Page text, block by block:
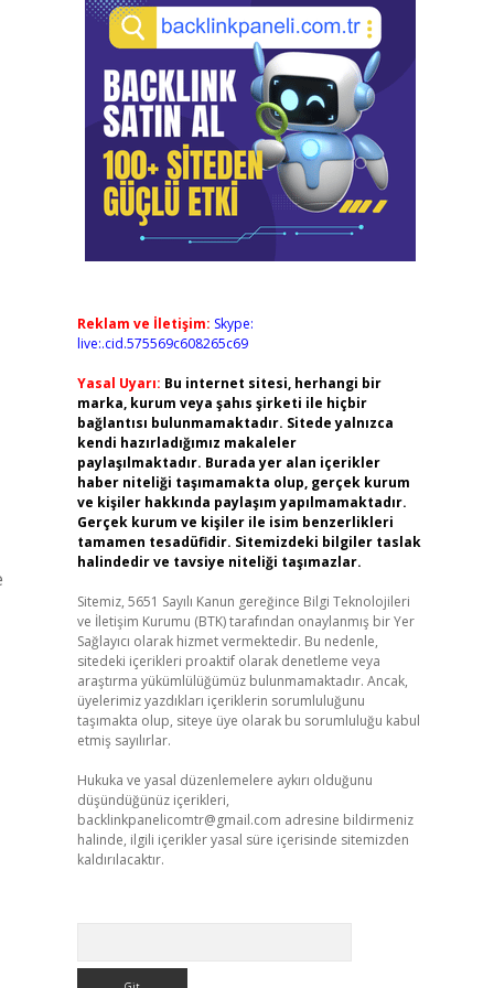
Reklam ve İletişim: Skype:
live:.cid.575569c608265c69
Yasal Uyarı: Bu internet sitesi, herhangi bir
marka, kurum veya şahıs şirketi ile hiçbir
bağlantısı bulunmamaktadır. Sitede yalnızca
kendi hazırladığımız makaleler
paylaşılmaktadır. Burada yer alan içerikler
haber niteliği taşımamakta olup, gerçek kurum
ve kişiler hakkında paylaşım yapılmamaktadır.
Gerçek kurum ve kişiler ile isim benzerlikleri
tamamen tesadüfidir. Sitemizdeki bilgiler taslak
halindedir ve tavsiye niteliği taşımazlar.
Sitemiz, 5651 Sayılı Kanun gereğince Bilgi Teknolojileri
ve İletişim Kurumu (BTK) tarafından onaylanmış bir Yer
Sağlayıcı olarak hizmet vermektedir. Bu nedenle,
sitedeki içerikleri proaktif olarak denetleme veya
araştırma yükümlülüğümüz bulunmamaktadır. Ancak,
üyelerimiz yazdıkları içeriklerin sorumluluğunu
taşımakta olup, siteye üye olarak bu sorumluluğu kabul
etmiş sayılırlar.
Hukuka ve yasal düzenlemelere aykırı olduğunu
düşündüğünüz içerikleri,
backlinkpanelicomtr@gmail.com adresine bildirmeniz
halinde, ilgili içerikler yasal süre içerisinde sitemizden
kaldırılacaktır.